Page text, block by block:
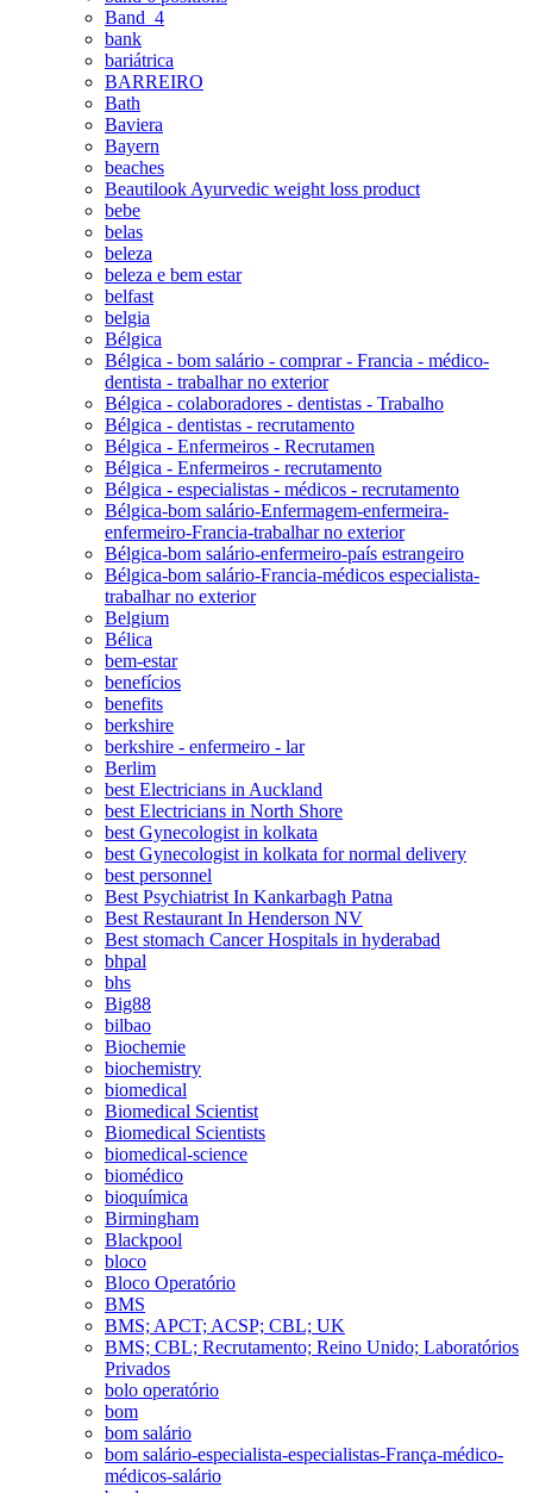
Band_4
bank
bariátrica
BARREIRO
Bath
Baviera
Bayern
beaches
Beautilook Ayurvedic weight loss product
bebe
belas
beleza
beleza e bem estar
belfast
belgia
Bélgica
Bélgica - bom salário - comprar - Francia - médico-
dentista - trabalhar no exterior
Bélgica - colaboradores - dentistas - Trabalho
Bélgica - dentistas - recrutamento
Bélgica - Enfermeiros - Recrutamen
Bélgica - Enfermeiros - recrutamento
Bélgica - especialistas - médicos - recrutamento
Bélgica-bom salário-Enfermagem-enfermeira-
enfermeiro-Francia-trabalhar no exterior
Bélgica-bom salário-enfermeiro-país estrangeiro
Bélgica-bom salário-Francia-médicos especialista-
trabalhar no exterior
Belgium
Bélica
bem-estar
benefícios
benefits
berkshire
berkshire - enfermeiro - lar
Berlim
best Electricians in Auckland
best Electricians in North Shore
best Gynecologist in kolkata
best Gynecologist in kolkata for normal delivery
best personnel
Best Psychiatrist In Kankarbagh Patna
Best Restaurant In Henderson NV
Best stomach Cancer Hospitals in hyderabad
bhpal
bhs
Big88
bilbao
Biochemie
biochemistry
biomedical
Biomedical Scientist
Biomedical Scientists
biomedical-science
biomédico
bioquímica
Birmingham
Blackpool
bloco
Bloco Operatório
BMS
BMS; APCT; ACSP; CBL; UK
BMS; CBL; Recrutamento; Reino Unido; Laboratórios
Privados
bolo operatório
bom
bom salário
bom salário-especialista-especialistas-França-médico-
médicos-salário